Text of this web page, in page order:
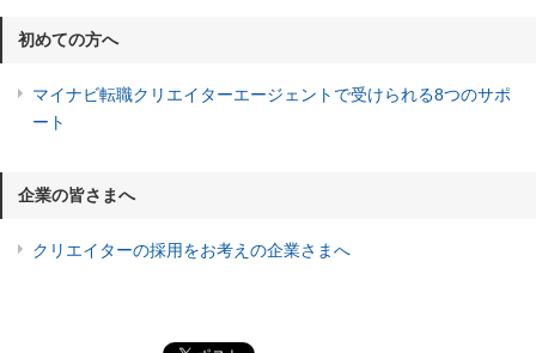
初めての方へ
マイナビ転職クリエイターエージェントで受けられる8つのサポ
ート
企業の皆さまへ
クリエイターの採用をお考えの企業さまへ